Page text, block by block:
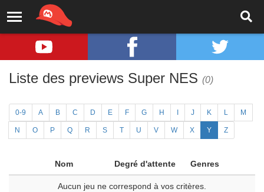
Liste des previews Super NES (0)
0-9 A B C D E F G H J K L M
N O P Q R S T U V W X Y Z
Nom Degré d'attente Genres
Aucun jeu ne correspond à vos critères.